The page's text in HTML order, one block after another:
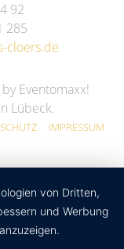
92
285
cloers.de
Eventomaxx!
Lübeck.
IMPRESSUM
von Dritten,
und Werbung